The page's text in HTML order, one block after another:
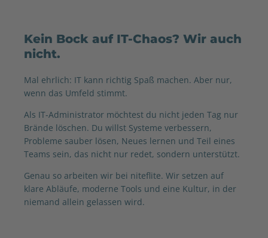
Kein Bock auf IT-Chaos? Wir auch
nicht.
Mal ehrlich: IT kann richtig Spaß machen. Aber nur,
wenn das Umfeld stimmt.
Als IT-Administrator möchtest du nicht jeden Tag nur
Brände löschen. Du willst Systeme verbessern,
Probleme sauber lösen, Neues lernen und Teil eines
Teams sein, das nicht nur redet, sondern unterstützt.
Genau so arbeiten wir bei niteflite. Wir setzen auf
klare Abläufe, moderne Tools und eine Kultur, in der
niemand allein gelassen wird.